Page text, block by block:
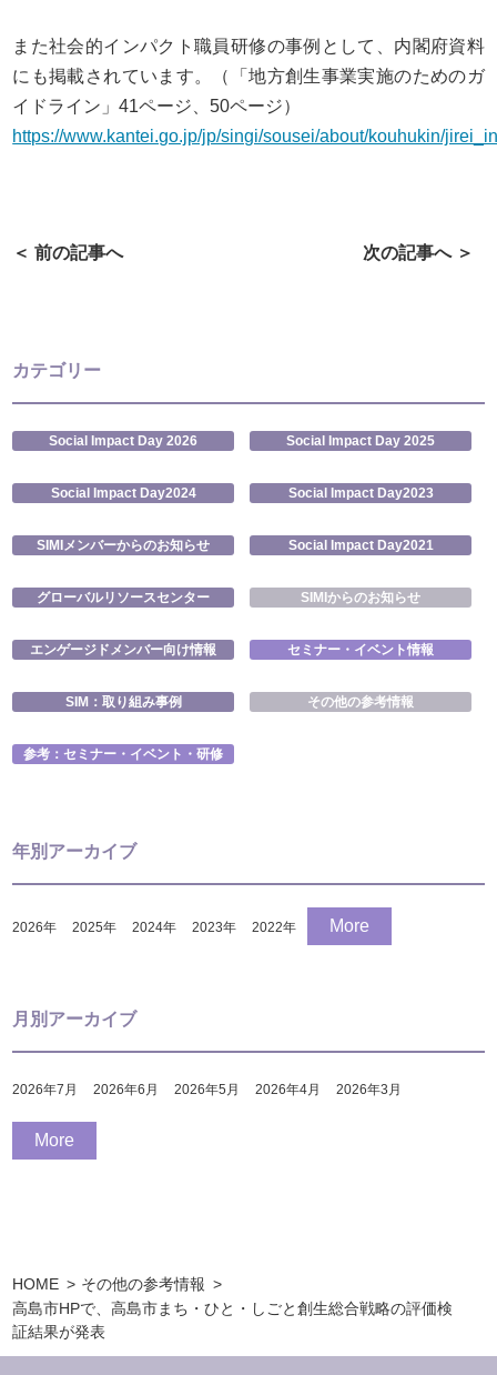
また社会的インパクト職員研修の事例として、内閣府資料
にも掲載されています。（「地方創生事業実施のためのガ
イドライン」41ページ、50ページ）
https://www.kantei.go.jp/jp/singi/sousei/about/kouhukin/
＜ 前の記事へ 次の記事へ ＞
カテゴリー
Social Impact Day 2026 Social Impact Day 2025
Social Impact Day2024 Social Impact Day2023
SIMIメンバーからのお知らせ Social Impact Day2021
グローバルリソースセンター SIMIからのお知らせ
エンゲージドメンバー向け情報 セミナー・イベント情報
SIM：取り組み事例 その他の参考情報
参考：セミナー・イベント・研修
年別アーカイブ
2026年 2025年 2024年 2023年 2022年 More
月別アーカイブ
2026年7月 2026年6月 2026年5月 2026年4月 2026年3月
More
HOME
その他の参考情報
高島市HPで、高島市まち・ひと・しごと創生総合戦略の評価検
証結果が発表